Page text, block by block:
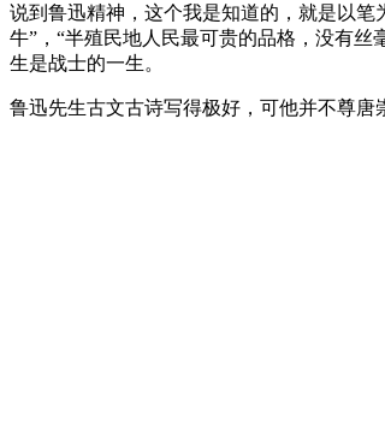
说到鲁迅精神，这个我是知道的，就是以
牛”，“半殖民地人民最可贵的品格，没有
生是战士的一生。
鲁迅先生古文古诗写得极好，可他并不尊唐